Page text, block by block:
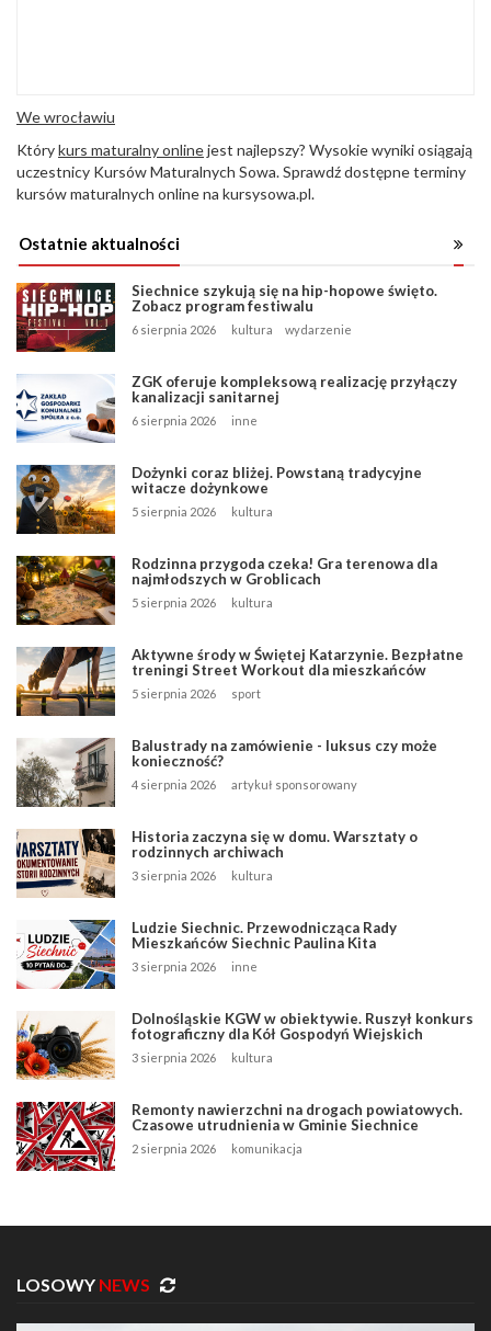
We wrocławiu
Którykurs maturalny onlinejest najlepszy? Wysokie wyniki osiągają
uczestnicy Kursów Maturalnych Sowa. Sprawdź dostępne terminy
kursów maturalnych online na kursysowa.pl.
Ostatnie aktualności
Siechnice szykują się na hip-hopowe święto.
Zobacz program festiwalu
6 sierpnia 2026 kultura wydarzenie
ZGK oferuje kompleksową realizację przyłączy
kanalizacji sanitarnej
6 sierpnia 2026 inne
Dożynki coraz bliżej. Powstaną tradycyjne
witacze dożynkowe
5 sierpnia 2026 kultura
Rodzinna przygoda czeka! Gra terenowa dla
najmłodszych w Groblicach
5 sierpnia 2026 kultura
Aktywne środy w Świętej Katarzynie. Bezpłatne
treningi Street Workout dla mieszkańców
5 sierpnia 2026 sport
Balustrady na zamówienie - luksus czy może
konieczność?
4 sierpnia 2026 artykuł sponsorowany
Historia zaczyna się w domu. Warsztaty o
rodzinnych archiwach
3 sierpnia 2026 kultura
Ludzie Siechnic. Przewodnicząca Rady
Mieszkańców Siechnic Paulina Kita
3 sierpnia 2026 inne
Dolnośląskie KGW w obiektywie. Ruszył konkurs
fotograficzny dla Kół Gospodyń Wiejskich
3 sierpnia 2026 kultura
Remonty nawierzchni na drogach powiatowych.
Czasowe utrudnienia w Gminie Siechnice
2 sierpnia 2026 komunikacja
LOSOWY NEWS